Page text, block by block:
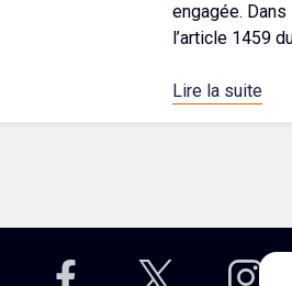
engagée.
l’article 1459
Lire la suite